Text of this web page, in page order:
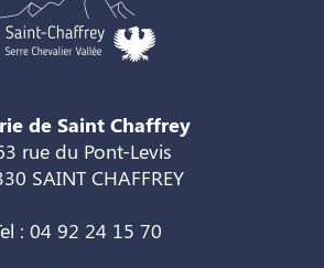
de Saint Chaffrey
rue du Pont-Levis
SAINT CHAFFREY
: 04 92 24 15 70